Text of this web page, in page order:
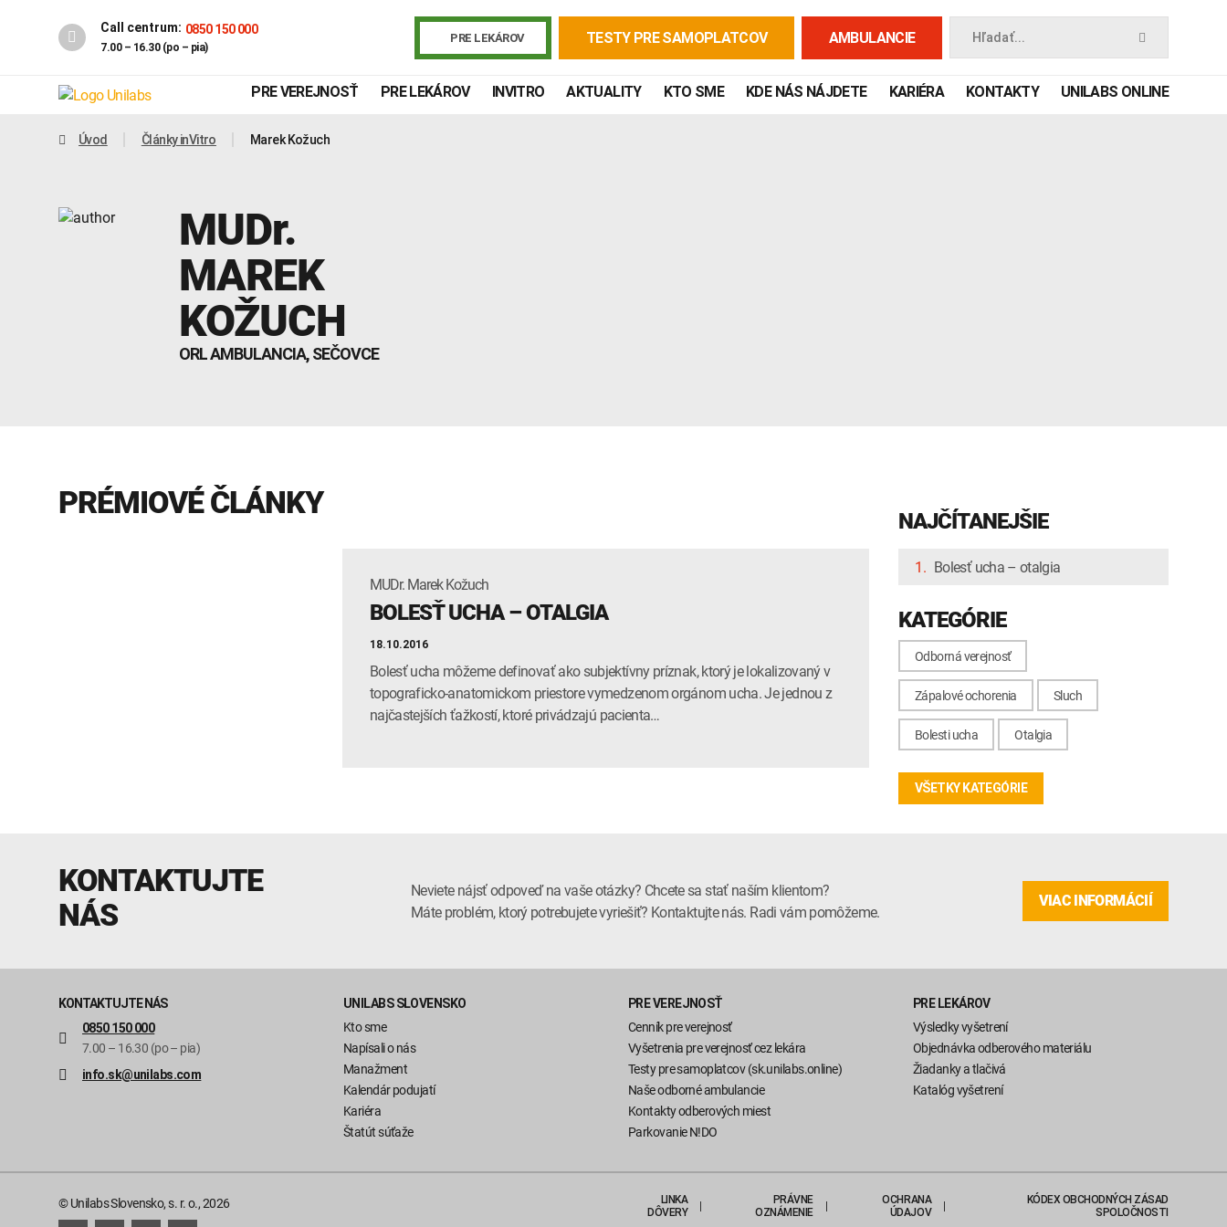
Call centrum: 0850 150 000
7.00 – 16.30 (po – pia)
PRE LEKÁROV TESTY PRE SAMOPLATCOV AMBULANCIE Hľadať...
Genetika Covid-19
PRE VEREJNOSŤ PRE LEKÁROV INVITRO AKTUALITY KTO SME KDE NÁS NÁJDETE KARIÉRA KONTAKTY UNILABS ONLINE
Úvod Články inVitro Marek Kožuch
MUDr.
MAREK
KOŽUCH
ORL AMBULANCIA, SEČOVCE
PRÉMIOVÉ ČLÁNKY
MUDr. Marek Kožuch
BOLESŤ UCHA – OTALGIA
18.10.2016
Bolesť ucha môžeme definovať ako subjektívny príznak, ktorý je lokalizovaný v
topograficko-anatomickom priestore vymedzenom orgánom ucha. Je jednou z
najčastejších ťažkostí, ktoré privádzajú pacienta…
NAJČÍTANEJŠIE
1. Bolesť ucha – otalgia
KATEGÓRIE
Odborná verejnosť
Zápalové ochorenia Sluch
Bolesti ucha Otalgia
VŠETKY KATEGÓRIE
KONTAKTUJTE
NÁS
Neviete nájsť odpoveď na vaše otázky? Chcete sa stať naším klientom?
Máte problém, ktorý potrebujete vyriešiť? Kontaktujte nás. Radi vám pomôžeme.
VIAC INFORMÁCIÍ
KONTAKTUJTE NÁS
0850 150 000
7.00 – 16.30 (po – pia)
info.sk@unilabs.com
UNILABS SLOVENSKO
Kto sme
Napísali o nás
Manažment
Kalendár podujatí
Kariéra
Štatút súťaže
PRE VEREJNOSŤ
Cenník pre verejnosť
Vyšetrenia pre verejnosť cez lekára
Testy pre samoplatcov (sk.unilabs.online)
Naše odborné ambulancie
Kontakty odberových miest
Parkovanie N!DO
PRE LEKÁROV
Výsledky vyšetrení
Objednávka odberového materiálu
Žiadanky a tlačivá
Katalóg vyšetrení
© Unilabs Slovensko, s. r. o., 2026
LINKA
DÔVERY
PRÁVNE
OZNÁMENIE
OCHRANA
ÚDAJOV
KÓDEX OBCHODNÝCH ZÁSAD
SPOLOČNOSTI